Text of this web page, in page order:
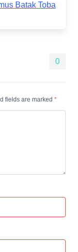
Batak Toba
0
fields are marked *